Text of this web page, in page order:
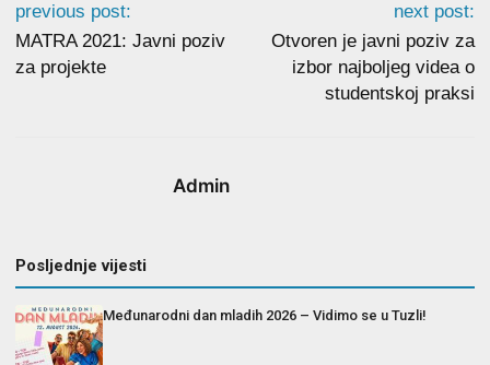
previous post:
MATRA 2021: Javni poziv
za projekte
next post:
Otvoren je javni poziv za
izbor najboljeg videa o
studentskoj praksi
Admin
Posljednje vijesti
Međunarodni dan mladih 2026 – Vidimo se u Tuzli!